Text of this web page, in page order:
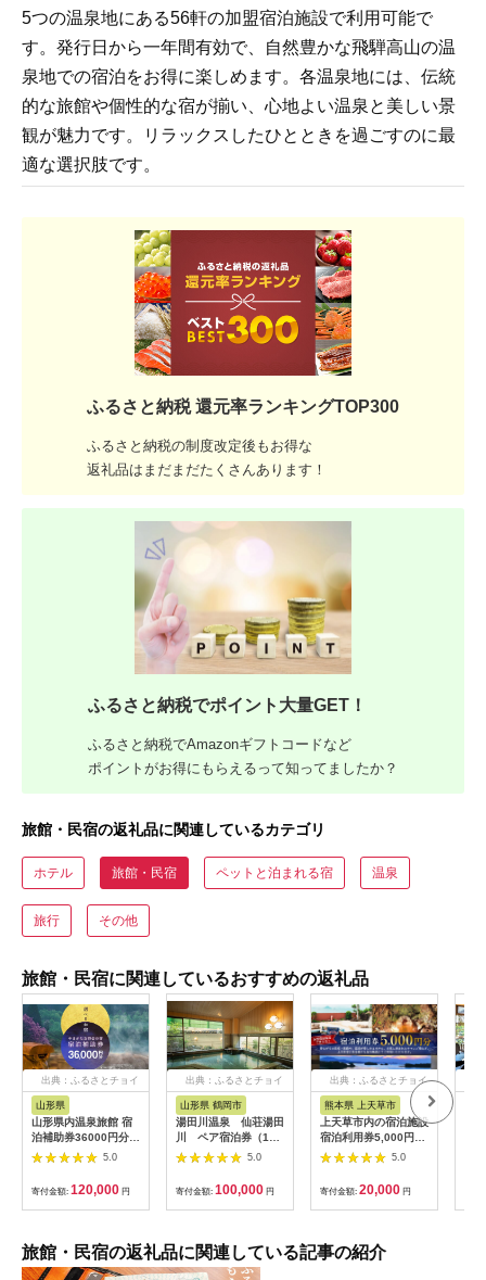
5つの温泉地にある56軒の加盟宿泊施設で利用可能で
す。発行日から一年間有効で、自然豊かな飛騨高山の温
泉地での宿泊をお得に楽しめます。各温泉地には、伝統
的な旅館や個性的な宿が揃い、心地よい温泉と美しい景
観が魅力です。リラックスしたひとときを過ごすのに最
適な選択肢です。
ふるさと納税 還元率ランキングTOP300
ふるさと納税の制度改定後もお得な
返礼品はまだまだたくさんあります！
ふるさと納税でポイント大量GET！
ふるさと納税でAmazonギフトコードなど
ポイントがお得にもらえるって知ってましたか？
旅館・民宿の返礼品に関連しているカテゴリ
ホテル 旅館・民宿 ペットと泊まれる宿 温泉
旅行 その他
旅館・民宿に関連しているおすすめの返礼品
出典：ふるさとチョイ
山形県
山形県内温泉旅館 宿
泊補助券36000円分
（やまがた女将会の
宿） 旅行 温泉 宿泊
温泉宿 補助券 温泉旅
行 母の日 父の日 ギフ
ト 贈り物 国内旅行 送
F2Y-1996
5.0
寄付金額: 120,000 円
出典：ふるさとチョイ
山形県 鶴岡市
湯田川温泉 仙荘湯田
川 ペア宿泊券（1泊
2食付）【詣でる つか
る 頂きます】（山形
県鶴岡市） ペット可
の客室有 源泉かけ流
しの天然温泉 海の
山形の三元豚 和食 東
北 庄内 日本海 記念日
誕生日プレゼント 夫
5.0
寄付金額: 100,000 円
出典：ふるさとチョイ
熊本県 上天草市
上天草市内の宿泊施設
宿泊利用券5,000円分
宿泊券 クーポン ホテ
ル 旅館 旅行 熊本県
上天草市
5.0
寄付金額: 20,000 円
旅館・民宿の返礼品に関連している記事の紹介